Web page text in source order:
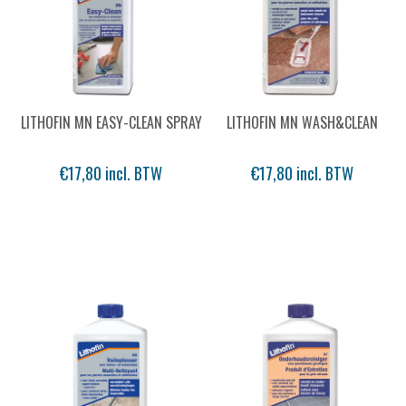
LITHOFIN MN EASY-CLEAN SPRAY
€17,80 incl. BTW
LITHOFIN MN WASH&CLEAN
€17,80 incl. BTW